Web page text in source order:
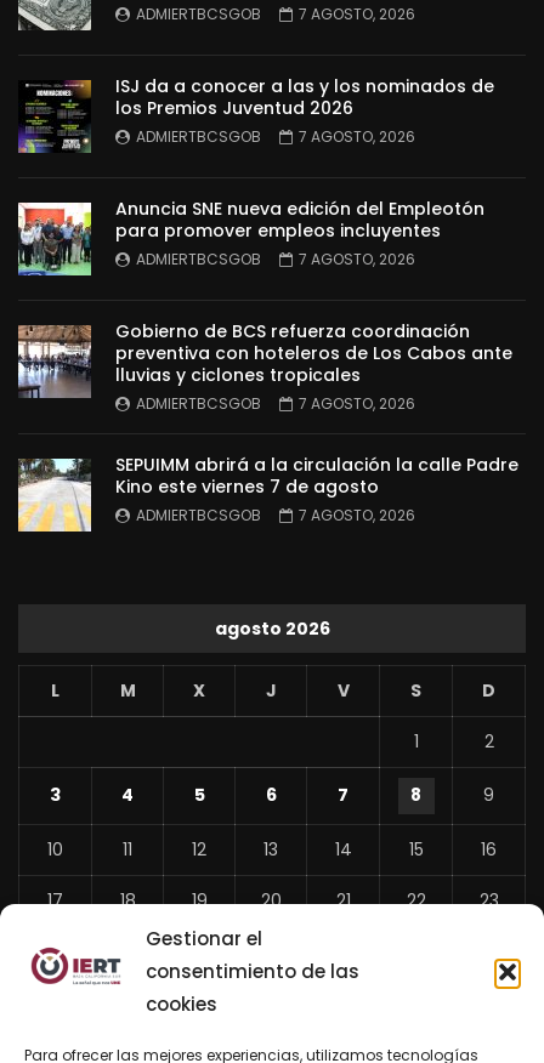
Gestionar el
consentimiento de las
cookies
Para ofrecer las mejores experiencias, utilizamos tecnologías
ADMIERTBCSGOB 7 AGOSTO, 2026
ISJ da a conocer a las y los nominados de
los Premios Juventud 2026
ADMIERTBCSGOB 7 AGOSTO, 2026
Anuncia SNE nueva edición del Empleotón
para promover empleos incluyentes
ADMIERTBCSGOB 7 AGOSTO, 2026
Gobierno de BCS refuerza coordinación
preventiva con hoteleros de Los Cabos ante
lluvias y ciclones tropicales
ADMIERTBCSGOB 7 AGOSTO, 2026
SEPUIMM abrirá a la circulación la calle Padre
Kino este viernes 7 de agosto
ADMIERTBCSGOB 7 AGOSTO, 2026
agosto 2026
L M X J V S D
1 2
3 4 5 6 7 8 9
10 11 12 13 14 15 16
17 18 19 20 21 22 23
24 26 27
«